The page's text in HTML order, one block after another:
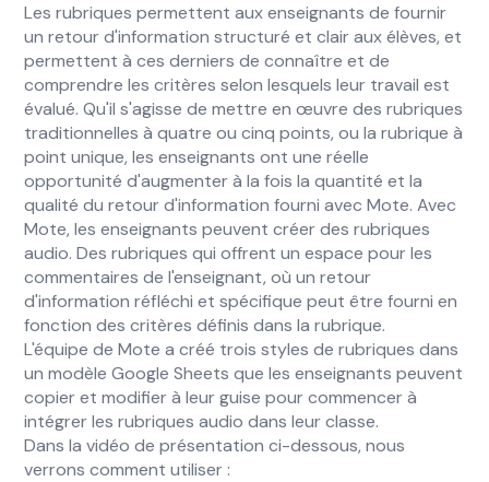
Les rubriques permettent aux enseignants de fournir
un retour d'information structuré et clair aux élèves, et
permettent à ces derniers de connaître et de
comprendre les critères selon lesquels leur travail est
évalué. Qu'il s'agisse de mettre en œuvre des rubriques
traditionnelles à quatre ou cinq points, ou la rubrique à
point unique, les enseignants ont une réelle
opportunité d'augmenter à la fois la quantité et la
qualité du retour d'information fourni avec Mote. Avec
Mote, les enseignants peuvent créer des rubriques
audio. Des rubriques qui offrent un espace pour les
commentaires de l'enseignant, où un retour
d'information réfléchi et spécifique peut être fourni en
fonction des critères définis dans la rubrique.
L'équipe de Mote a créé trois styles de rubriques dans
un modèle Google Sheets que les enseignants peuvent
copier et modifier à leur guise pour commencer à
intégrer les rubriques audio dans leur classe.
Dans la vidéo de présentation ci-dessous, nous
verrons comment utiliser :